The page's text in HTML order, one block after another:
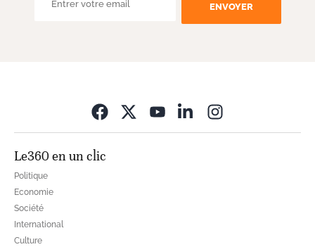
ENVOYER
Le360 en un clic
Politique
Economie
Société
International
Culture